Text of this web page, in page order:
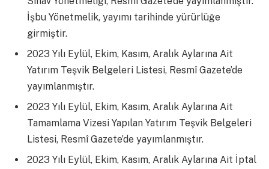
İşbu Yönetmelik, yayımı tarihinde yürürlüğe
girmiştir.
2023 Yılı Eylül, Ekim, Kasım, Aralık Aylarına Ait
Yatırım Teşvik Belgeleri Listesi, Resmî Gazete’de
yayımlanmıştır.
2023 Yılı Eylül, Ekim, Kasım, Aralık Aylarına Ait
Tamamlama Vizesi Yapılan Yatırım Teşvik Belgeleri
Listesi, Resmî Gazete’de yayımlanmıştır.
2023 Yılı Eylül, Ekim, Kasım, Aralık Aylarına Ait İptal